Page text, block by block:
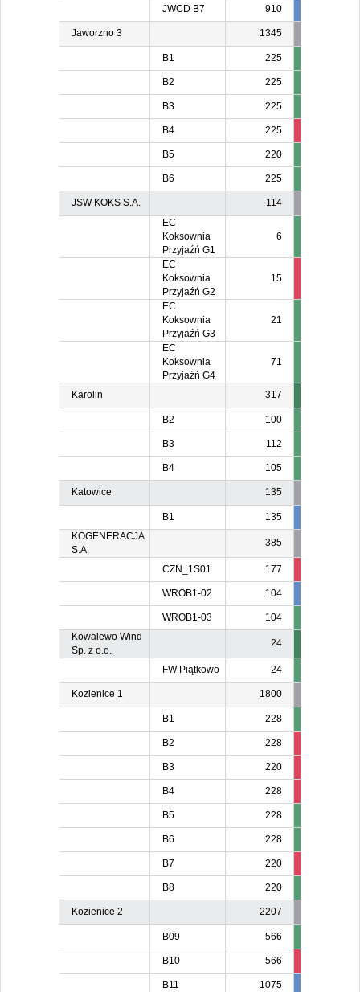
JWCD B7 910
Jaworzno 3 1345
B1 225
B2 225
B3 225
B4 225
B5 220
B6 225
JSW KOKS S.A.
114
EC
Koksownia
Przyjaźń G1
6
EC
Koksownia
Przyjaźń G2
15
EC
Koksownia
Przyjaźń G3
21
EC
Koksownia
Przyjaźń G4
71
Karolin 317
B2 100
B3 112
B4 105
Katowice 135
B1 135
KOGENERACJA
S.A.
385
CZN_1S01 177
WROB1-02 104
WROB1-03
104
Kowalewo Wind
Sp. z o.o.
24
FW Piątkowo 24
Kozienice 1 1800
B1 228
B2 228
B3 220
B4 228
B5 228
B6 228
B7 220
B8 220
Kozienice 2 2207
B09 566
B10 566
B11 1075